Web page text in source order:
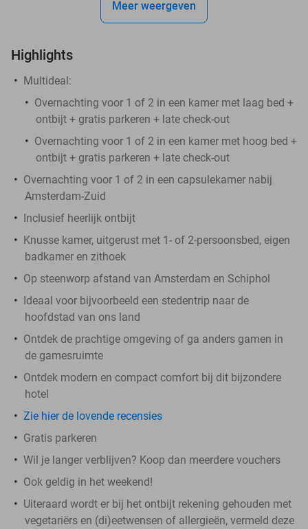
Meer weergeven
Highlights
Multideal:
Overnachting voor 1 of 2 in een kamer met laag bed +
ontbijt + gratis parkeren + late check-out
Overnachting voor 1 of 2 in een kamer met hoog bed +
ontbijt + gratis parkeren + late check-out
Overnachting voor 1 of 2 in een capsulekamer nabij
Amsterdam-Zuid
Inclusief heerlijk ontbijt
Knusse kamer, uitgerust met 1- of 2-persoonsbed, eigen
badkamer en zithoek
Op steenworp afstand van Amsterdam en Schiphol
Ideaal voor bijvoorbeeld een stedentrip naar de
hoofdstad van ons land
Ontdek de prachtige omgeving of ga anders gamen in
de gamesruimte
Ontdek modern en compact comfort bij dit bijzondere
hotel
Zie hier de lovende recensies
Gratis parkeren
Wil je langer verblijven? Koop dan meerdere vouchers
Ook geldig in het weekend!
Uiteraard wordt er bij het ontbijt rekening gehouden met
vegetariërs en (di)eetwensen of allergieën, vermeld deze